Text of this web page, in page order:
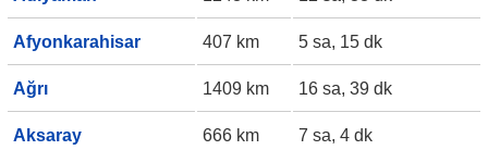
Afyonkarahisar 407 km 5 sa, 15 dk
Ağrı 1409 km 16 sa, 39 dk
Aksaray 666 km 7 sa, 4 dk